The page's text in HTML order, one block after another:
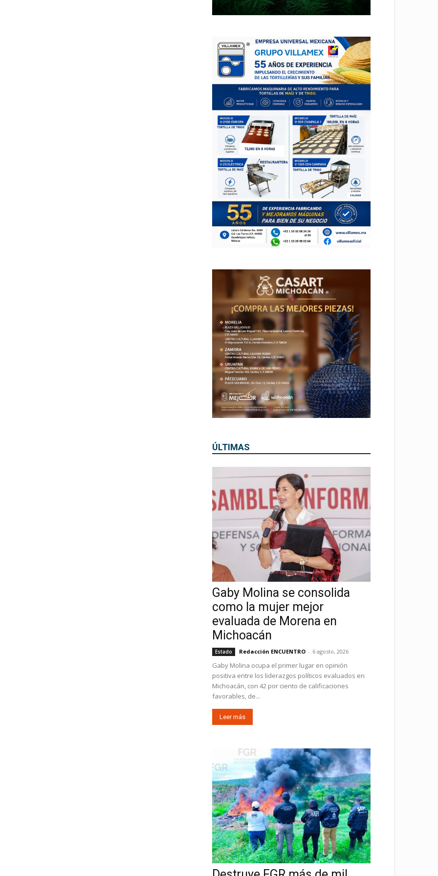
ÚLTIMAS
Gaby Molina se consolida
como la mujer mejor
evaluada de Morena en
Michoacán
Estado Redacción ENCUENTRO - 6 agosto, 2026
Gaby Molina ocupa el primer lugar en opinión
positiva entre los liderazgos políticos evaluados en
Michoacán, con 42 por ciento de calificaciones
favorables, de...
Leer más